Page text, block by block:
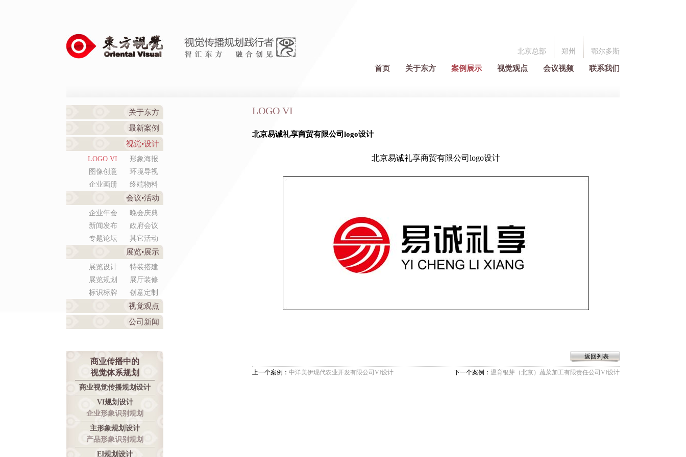
北京总部 郑州 鄂尔多斯
首页 关于东方 案例展示 视觉观点 会议视频 联系我们
关于东方
最新案例
视觉•设计
LOGO VI
形象海报
图像创意
环境导视
企业画册
终端物料
会议•活动
企业年会
晚会庆典
新闻发布
政府会议
专题论坛
其它活动
展览•展示
展览设计
特装搭建
展览规划
展厅装修
标识标牌
创意定制
视觉观点
公司新闻
商业传播中的
视觉体系规划
商业视觉传播规划设计
VI规划设计
企业形象识别规划
主形象规划设计
产品形象识别规划
EI规划设计
LOGO VI
北京易诚礼享商贸有限公司logo设计
北京易诚礼享商贸有限公司logo设计
返回列表
上一个案例： 中洋美伊现代农业开发有限公司VI设计 下一个案例： 温育银芽（北京）蔬菜加工有限责任公司VI设计